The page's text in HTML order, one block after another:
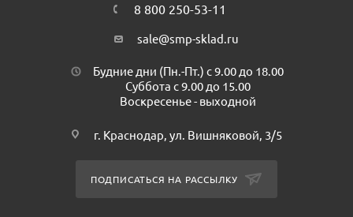
8 800 250-53-11
sale@smp-sklad.ru
Будние дни (Пн.-Пт.) с 9.00 до 18.00
Суббота с 9.00 до 15.00
Воскресенье - выходной
г. Краснодар, ул. Вишняковой, 3/5
ПОДПИСАТЬСЯ НА РАССЫЛКУ